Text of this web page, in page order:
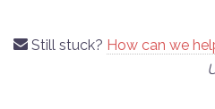
Still stuck? How can we